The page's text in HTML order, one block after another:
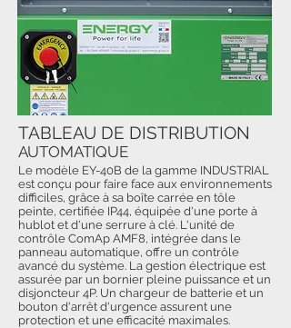
Le modèle EY-40B de la gamme INDUSTRIAL
est conçu pour faire face aux environnements
difficiles, grâce à sa boîte carrée en tôle
peinte, certifiée IP44, équipée d'une porte à
hublot et d'une serrure à clé. L'unité de
contrôle ComAp AMF8, intégrée dans le
panneau automatique, offre un contrôle
avancé du système. La gestion électrique est
assurée par un bornier pleine puissance et un
disjoncteur 4P. Un chargeur de batterie et un
bouton d'arrêt d'urgence assurent une
protection et une efficacité maximales.
TABLEAU DE DISTRIBUTION
AUTOMATIQUE